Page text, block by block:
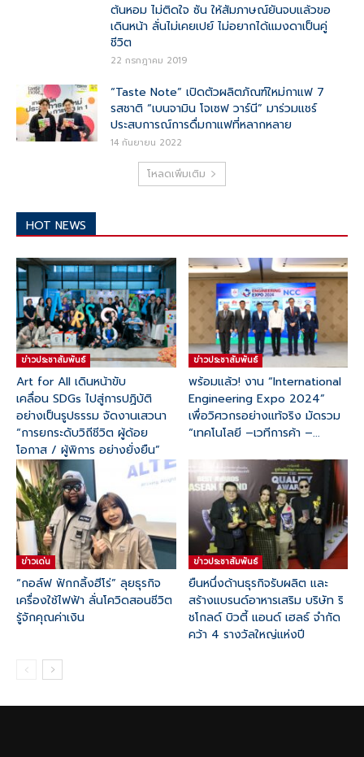
ต้นหอม ไม่ติดใจ ซัน ให้สัมภาษณ์ยันจบแล้วขอ
เดินหน้า ลั่นไม่เคยเปย์ ไม่อยากได้แมงดาเป็นคู่
ชีวิต
22 กรกฎาคม 2019
“Taste Note” เปิดตัวผลิตภัณฑ์ใหม่กาแฟ 7
รสชาติ “เบนจามิน โจเซฟ วาร์นี” มาร่วมแชร์
ประสบการณ์การดื่มกาแฟที่หลากหลาย
14 กันยายน 2022
โหลดเพิ่มเติม
HOT NEWS
ข่าวประชาสัมพันธ์
Art for All เดินหน้าขับ
เคลื่อน SDGs ไปสู่การปฏิบัติ
อย่างเป็นรูปธรรม จัดงานเสวนา
“การยกระดับวิถีชีวิต ผู้ด้อย
โอกาส / ผู้พิการ อย่างยั่งยืน”
ข่าวประชาสัมพันธ์
พร้อมแล้ว! งาน “International
Engineering Expo 2024”
เพื่อวิศวกรอย่างแท้จริง มัดรวม
“เทคโนโลยี –เวทีการค้า –...
ข่าวเด่น
“กอล์ฟ ฟักกลิ้งฮีโร่” ลุยธุรกิจ
เครื่องใช้ไฟฟ้า ลั่นโควิดสอนชีวิต
รู้จักคุณค่าเงิน
ข่าวประชาสัมพันธ์
ยืนหนึ่งด้านธุรกิจรับผลิต และ
สร้างแบรนด์อาหารเสริม บริษัท ริ
ชโกลด์ บิวตี้ แอนด์ เฮลธ์ จำกัด
คว้า 4 รางวัลใหญ่แห่งปี